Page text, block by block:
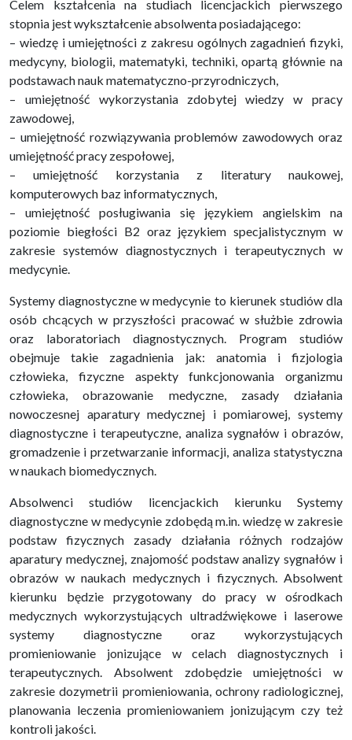
Celem kształcenia na studiach licencjackich pierwszego
stopnia jest wykształcenie absolwenta posiadającego:
– wiedzę i umiejętności z zakresu ogólnych zagadnień fizyki,
medycyny, biologii, matematyki, techniki, opartą głównie na
podstawach nauk matematyczno-przyrodniczych,
– umiejętność wykorzystania zdobytej wiedzy w pracy
zawodowej,
– umiejętność rozwiązywania problemów zawodowych oraz
umiejętność pracy zespołowej,
– umiejętność korzystania z literatury naukowej,
komputerowych baz informatycznych,
– umiejętność posługiwania się językiem angielskim na
poziomie biegłości B2 oraz językiem specjalistycznym w
zakresie systemów diagnostycznych i terapeutycznych w
medycynie.
Systemy diagnostyczne w medycynie to kierunek studiów dla
osób chcących w przyszłości pracować w służbie zdrowia
oraz laboratoriach diagnostycznych. Program studiów
obejmuje takie zagadnienia jak: anatomia i fizjologia
człowieka, fizyczne aspekty funkcjonowania organizmu
człowieka, obrazowanie medyczne, zasady działania
nowoczesnej aparatury medycznej i pomiarowej, systemy
diagnostyczne i terapeutyczne, analiza sygnałów i obrazów,
gromadzenie i przetwarzanie informacji, analiza statystyczna
w naukach biomedycznych.
Absolwenci studiów licencjackich kierunku Systemy
diagnostyczne w medycynie zdobędą m.in. wiedzę w zakresie
podstaw fizycznych zasady działania różnych rodzajów
aparatury medycznej, znajomość podstaw analizy sygnałów i
obrazów w naukach medycznych i fizycznych. Absolwent
kierunku będzie przygotowany do pracy w ośrodkach
medycznych wykorzystujących ultradźwiękowe i laserowe
systemy diagnostyczne oraz wykorzystujących
promieniowanie jonizujące w celach diagnostycznych i
terapeutycznych. Absolwent zdobędzie umiejętności w
zakresie dozymetrii promieniowania, ochrony radiologicznej,
planowania leczenia promieniowaniem jonizującym czy też
kontroli jakości.